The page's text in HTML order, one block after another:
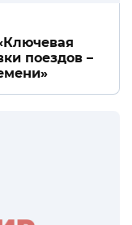
поездов –